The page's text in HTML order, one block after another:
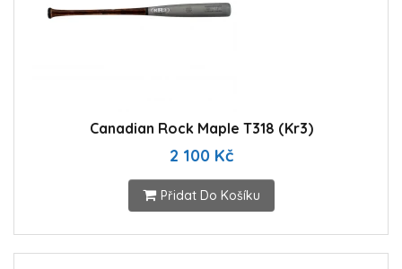
Canadian Rock Maple T318 (Kr3)
2 100 Kč
Přidat Do Košíku